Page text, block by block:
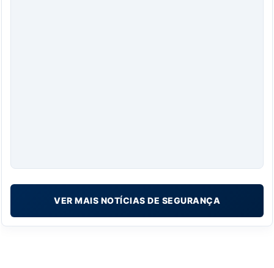
VER MAIS NOTÍCIAS DE SEGURANÇA